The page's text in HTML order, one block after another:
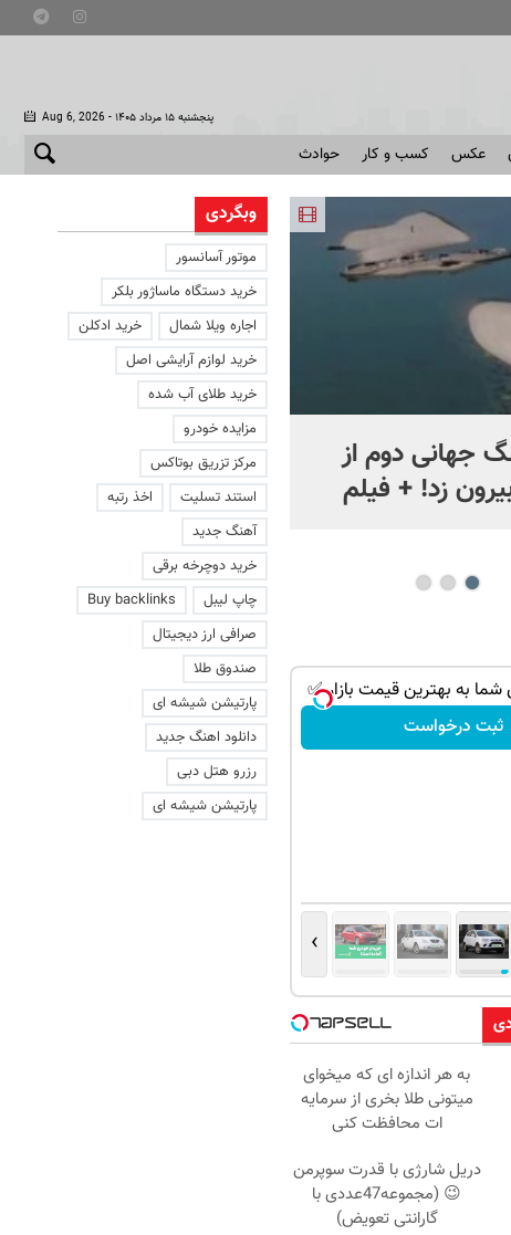
Aug 6, 2026 - پنجشنبه ۱۵ مرداد ۱۴۰۵
عکس کسب و کار حوادث
جهانی دوم از
زد! + فیلم
افشای اطلاعات برای ترور
بارون ترامپ | ماجرای قرار
عاشقانه با یک زن
به بهترین قیمت بازار ✅
ثبت درخواست
›
به هر اندازه ای که میخوای
میتونی طلا بخری از سرمایه
ات محافظت کنی
دریل شارژی با قدرت سوپرمن
😉 (مجموعه47عددی با
گارانتی تعویض)
وبگردی
موتور آسانسور
خرید دستگاه ماساژور بلکر
اجاره ویلا شمال
خرید ادکلن
خرید لوازم آرایشی اصل
خرید طلای آب شده
مزایده خودرو
مرکز تزریق بوتاکس
استند تسلیت
اخذ رتبه
آهنگ جدید
خرید دوچرخه برقی
چاپ لیبل
Buy backlinks
صرافی ارز دیجیتال
صندوق طلا
پارتیشن شیشه ای
دانلود اهنگ جدید
رزرو هتل دبی
پارتیشن شیشه ای